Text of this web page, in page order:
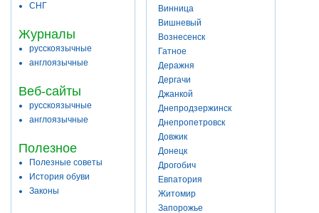
СНГ
Журналы
русскоязычные
англоязычные
Веб-сайты
русскоязычные
англоязычные
Полезное
Полезные советы
История обуви
Законы
Винница
Вишневый
Вознесенск
Гатное
Деражня
Дергачи
Джанкой
Днепродзержинск
Днепропетровск
Довжик
Донецк
Дрогобич
Евпатория
Житомир
Запорожье